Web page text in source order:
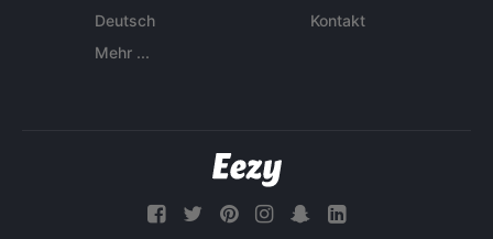
Deutsch
Mehr ...
Kontakt